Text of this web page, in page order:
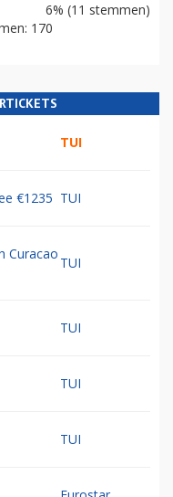
6% (11 stemmen)
170
TUI
€1235 TUI
Curacao
TUI
TUI
TUI
TUI